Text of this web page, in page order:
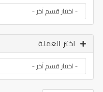
اختر العملة